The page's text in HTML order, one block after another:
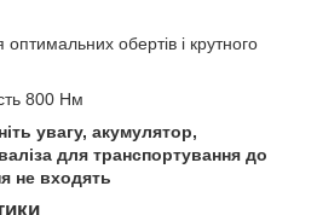
оптимальних обертів і крутного
800 Нм
увагу, акумулятор,
для транспортування до
не входять